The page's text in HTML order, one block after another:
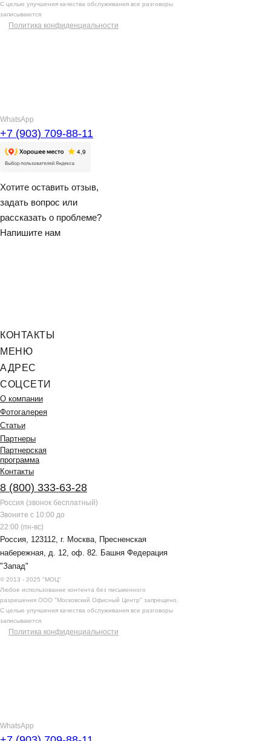
С целью улучшения качества обслуживания все разговоры
записываются
Политика конфиденциальности
WhatsApp
+7 (903) 709-88-11
Хотите оставить отзыв,
задать вопрос или
рассказать о проблеме?
Напишите нам
КОНТАКТЫ
МЕНЮ
АДРЕС
СОЦСЕТИ
О компании
Фотогалерея
Статьи
Партнеры
Партнерская
программа
Контакты
8 (800) 333-63-28
Россия (звонок бесплатный)
Звоните с 10:00 до
22:00 (пн-вс)
Россия, 123112, г. Москва, Пресненская
набережная, д. 12, оф. 82. Башня Федерация
"Запад"
© 2013 - 2025 "МОЦ"
Любое использование контента без письменного
разрешения ООО "Московский Офисный Центр" запрещено.
С целью улучшения качества обслуживания все разговоры
записываются
Политика конфиденциальности
WhatsApp